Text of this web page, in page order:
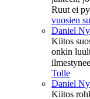
Ruut ei
vuosien
Daniel
Kiitos
onkin
Tolle
Daniel
Kiitos